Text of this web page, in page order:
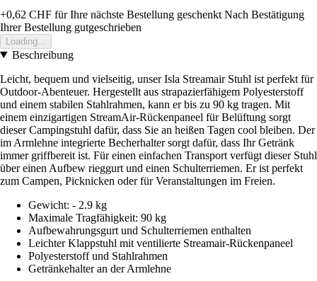
+0,62 CHF für Ihre nächste Bestellung geschenkt Nach Bestätigung
Ihrer Bestellung gutgeschrieben
Loading...
Beschreibung
Leicht, bequem und vielseitig, unser Isla Streamair Stuhl ist perfekt für
Outdoor-Abenteuer. Hergestellt aus strapazierfähigem Polyesterstoff
und einem stabilen Stahlrahmen, kann er bis zu 90 kg tragen. Mit
einem einzigartigen StreamAir-Rückenpaneel für Belüftung sorgt
dieser Campingstuhl dafür, dass Sie an heißen Tagen cool bleiben. Der
im Armlehne integrierte Becherhalter sorgt dafür, dass Ihr Getränk
immer griffbereit ist. Für einen einfachen Transport verfügt dieser Stuhl
über einen Aufbew rieggurt und einen Schulterriemen. Er ist perfekt
zum Campen, Picknicken oder für Veranstaltungen im Freien.
Gewicht: - 2.9 kg
Maximale Tragfähigkeit: 90 kg
Aufbewahrungsgurt und Schulterriemen enthalten
Leichter Klappstuhl mit ventilierte Streamair-Rückenpaneel
Polyesterstoff und Stahlrahmen
Getränkehalter an der Armlehne